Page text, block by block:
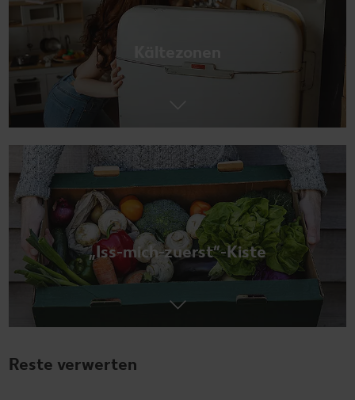
„Iss-mich-zuerst”-Kiste
Reste verwerten